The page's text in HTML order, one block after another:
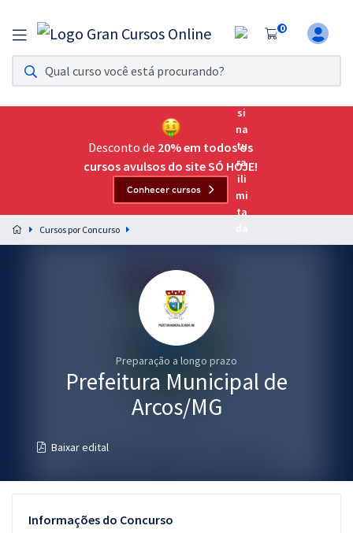
0
Assinatura Ilimitada 11
Acesso a todos os cursos. Teste grátis por 7 dias!
Assinatura OAB Até Passar
Acesso ilimitado a toda preparação para o Exame da
Preparação completa e intensiva para as principais
residências em saúde do Brasil
Questões grátis
Desconto de 20% em todos os
cursos avulsos do site SÓ HOJE!
Conhecer cursos
Cursos por Concurso
Preparação a longo prazo
Prefeitura Municipal de
Arcos/MG
Baixar edital
Informações do Concurso